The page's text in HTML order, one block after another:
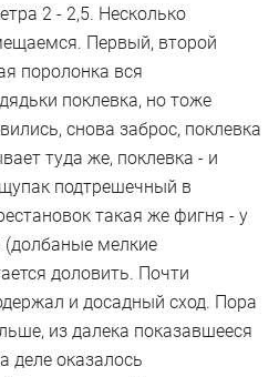
2 - 2,5. Несколько
Первый, второй
поролонка вся
поклевка, но тоже
снова заброс, поклевка
туда же, поклевка - и
подтрешечный в
такая же фигня - у
мелкие
доловить. Почти
и досадный сход. Пора
из далека показавшееся
деле оказалось